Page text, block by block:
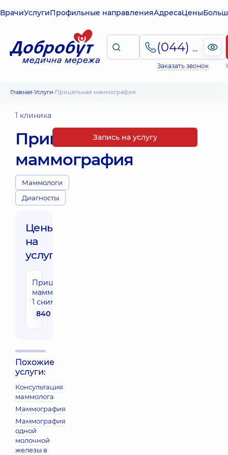
ВрачиУслугиПрофильные направленияАдресаЦены
(044) 495-2-888
Заказать звонок
Главная Услуги Прицельная маммография
1 клиника
Прицельная
маммография
Маммологи
Диагносты
Цены
на
услуги:
Прицельная
маммография,
1 снимок
840 грн
Похожие
услуги:
Консультация
маммолога
Маммография
Маммография
одной
молочной
железы в
Запись на услугу